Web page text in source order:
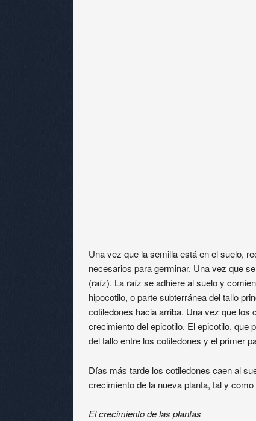
Una vez que la semilla está en el suelo,
necesarios para germinar. Una vez que
(raíz). La raíz se adhiere al suelo y
hipocotilo, o parte subterránea del tallo
cotiledones hacia arriba. Una vez que
crecimiento del epicotilo. El epicotilo, que
del tallo entre los cotiledones y el primer
Días más tarde los cotiledones caen al
crecimiento de la nueva planta, tal y
El crecimiento de las plantas